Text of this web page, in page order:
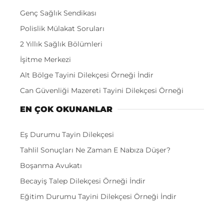
Genç Sağlık Sendikası
Polislik Mülakat Soruları
2 Yıllık Sağlık Bölümleri
İşitme Merkezi
Alt Bölge Tayini Dilekçesi Örneği İndir
Can Güvenliği Mazereti Tayini Dilekçesi Örneği
EN ÇOK OKUNANLAR
Eş Durumu Tayin Dilekçesi
Tahlil Sonuçları Ne Zaman E Nabıza Düşer?
Boşanma Avukatı
Becayiş Talep Dilekçesi Örneği İndir
Eğitim Durumu Tayini Dilekçesi Örneği İndir